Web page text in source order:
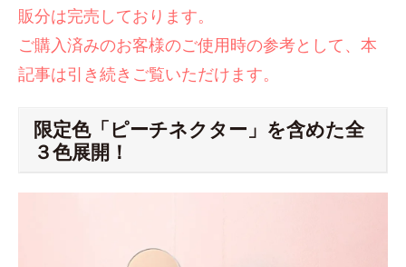
販分は完売しております。
ご購入済みのお客様のご使用時の参考として、本
記事は引き続きご覧いただけます。
限定色「ピーチネクター」を含めた全
３色展開！